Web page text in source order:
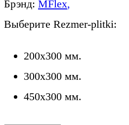
Брэнд: MFlex,
Выберите Rezmer-plitki:
200x300 мм.
300x300 мм.
450x300 мм.